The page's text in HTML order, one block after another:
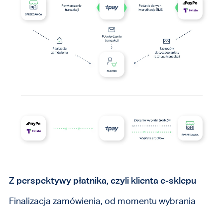
Z perspektywy płatnika, czyli klienta e-sklepu
Finalizacja zamówienia, od momentu wybrania